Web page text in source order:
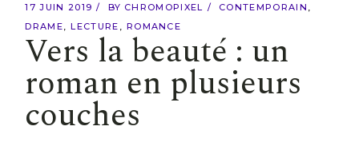
17 JUIN 2019 BY CHROMOPIXEL
CONTEMPORAIN
DRAME
LECTURE ROMANCE
Vers la beauté : un
roman en plusieurs
couches